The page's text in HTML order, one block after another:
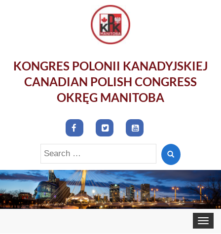
KONGRES POLONII KANADYJSKIEJ
CANADIAN POLISH CONGRESS
OKRĘG MANITOBA
Search
for:
Toggle